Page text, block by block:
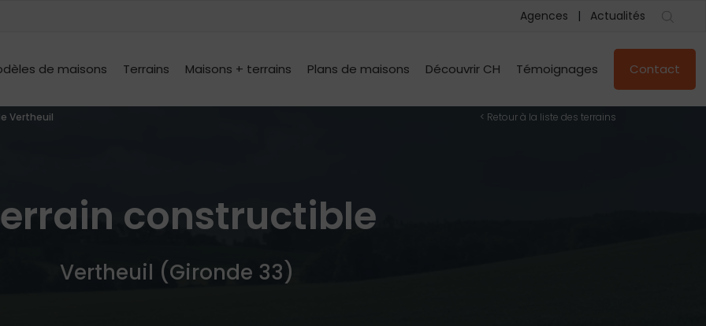
Agences Actualités
de maisons Terrains Maisons + terrains Plans de maisons Découvrir CH Témoignages Contact
Vertheuil < Retour à la liste des terrains
constructible
Vertheuil (Gironde 33)